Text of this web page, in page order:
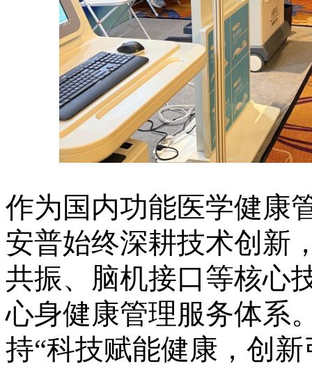
作为国内功能医学健康
安普始终深耕技术创新
共振、脑机接口等核心
心身健康管理服务体系
持“科技赋能健康，创